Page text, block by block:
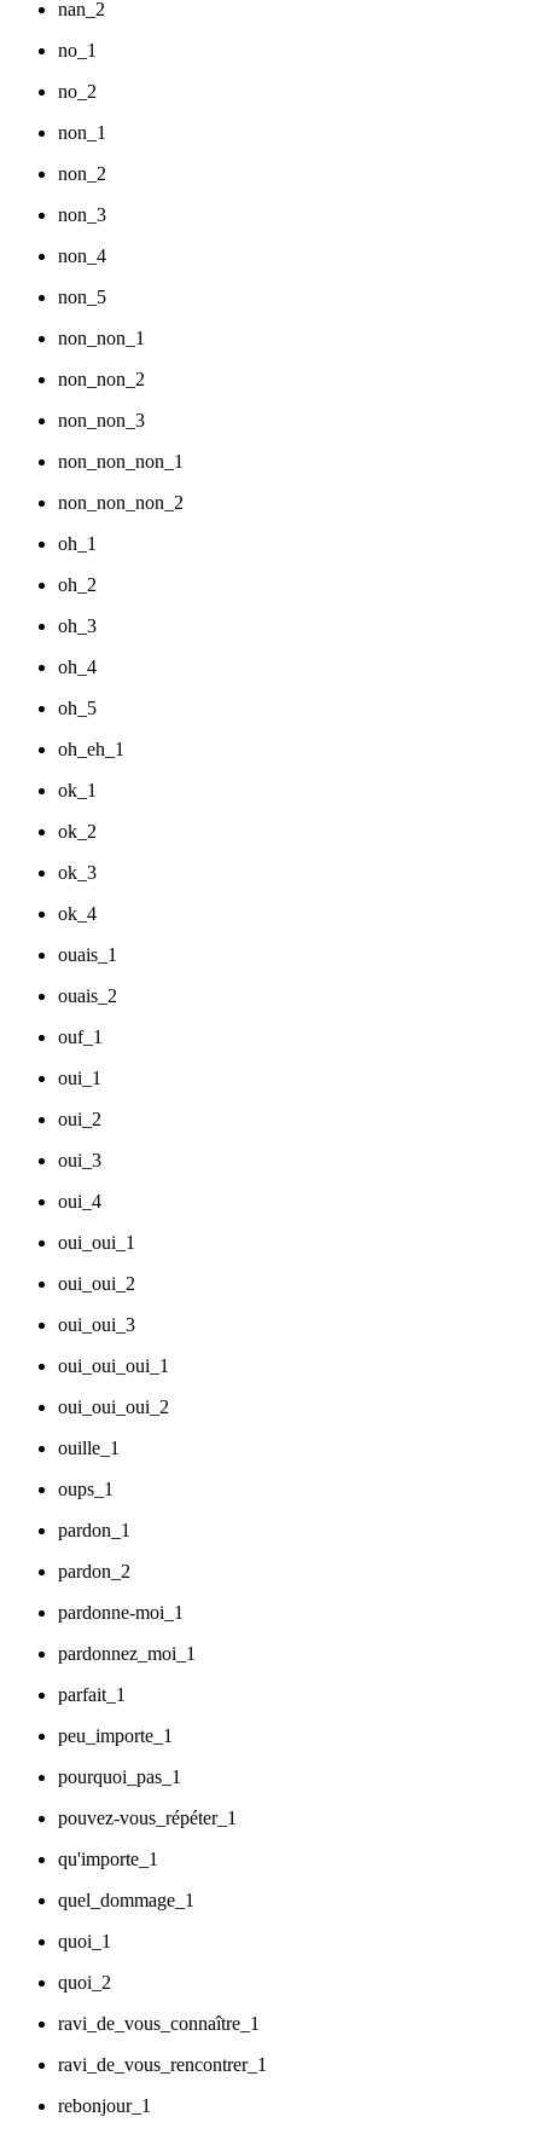
nan_2
no_1
no_2
non_1
non_2
non_3
non_4
non_5
non_non_1
non_non_2
non_non_3
non_non_non_1
non_non_non_2
oh_1
oh_2
oh_3
oh_4
oh_5
oh_eh_1
ok_1
ok_2
ok_3
ok_4
ouais_1
ouais_2
ouf_1
oui_1
oui_2
oui_3
oui_4
oui_oui_1
oui_oui_2
oui_oui_3
oui_oui_oui_1
oui_oui_oui_2
ouille_1
oups_1
pardon_1
pardon_2
pardonne-moi_1
pardonnez_moi_1
parfait_1
peu_importe_1
pourquoi_pas_1
pouvez-vous_répéter_1
qu'importe_1
quel_dommage_1
quoi_1
quoi_2
ravi_de_vous_connaître_1
ravi_de_vous_rencontrer_1
rebonjour_1